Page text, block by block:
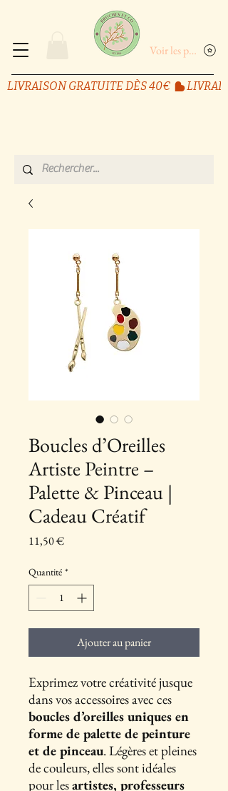
LIVRAISON GRATUITE DÈS 40€
Voir les points
Boucles d’Oreilles
Artiste Peintre –
Palette & Pinceau |
Cadeau Créatif
11,50 €Prix
Quantité *
Ajouter au panier
Exprimez votre créativité jusque
dans vos accessoires avec ces
boucles d’oreilles uniques en
forme de palette de peinture
et de pinceau. Légères et pleines
de couleurs, elles sont idéales
pour lesartistes, professeurs